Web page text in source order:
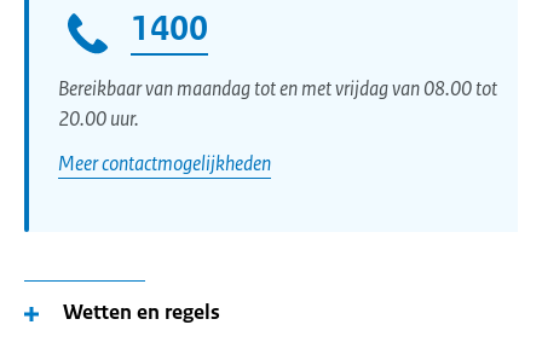
1400
Bereikbaar van maandag tot en met vrijdag van 08.00 tot
20.00 uur.
Meer contactmogelijkheden
Wetten en regels